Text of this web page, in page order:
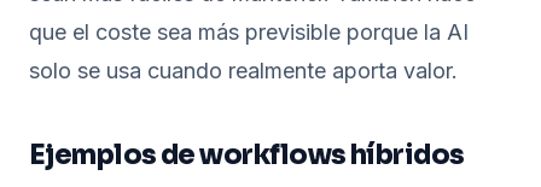
que el coste sea más previsible porque la AI
solo se usa cuando realmente aporta valor.
Ejemplos de workflows híbridos